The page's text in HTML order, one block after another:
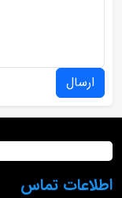
ارسال
اطلاعات تماس